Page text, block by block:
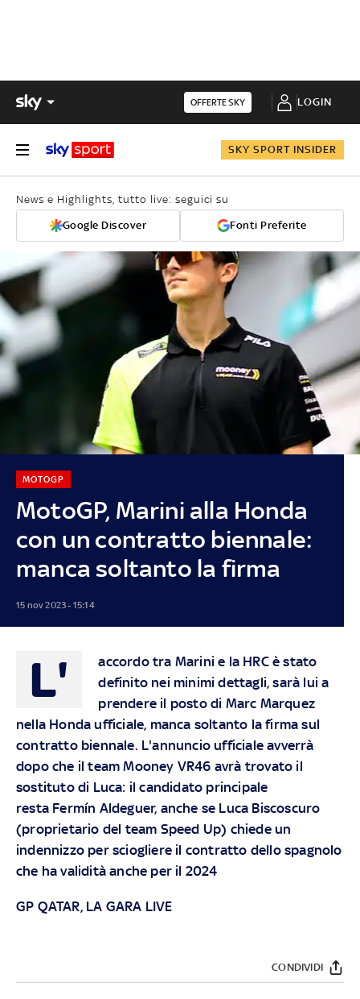
OFFERTE SKY LOGIN
SKY SPORT INSIDER
News e Highlights, tutto live: seguici su
Google Discover Fonti Preferite
MotoGP, Marini alla Honda
con un contratto biennale:
manca soltanto la firma
MOTOGP
15 nov 2023 - 15:14
L'
accordo tra Marini e la HRC è stato
definito nei minimi dettagli, sarà lui a
prendere il posto di Marc Marquez
nella Honda ufficiale, manca soltanto la firma sul
contratto biennale. L'annuncio ufficiale avverrà
dopo che il team Mooney VR46 avrà trovato il
sostituto di Luca: il candidato principale
resta Fermín Aldeguer, anche se Luca Biscoscuro
(proprietario del team Speed Up) chiede un
indennizzo per sciogliere il contratto dello spagnolo
che ha validità anche per il 2024
GP QATAR, LA GARA LIVE
CONDIVIDI